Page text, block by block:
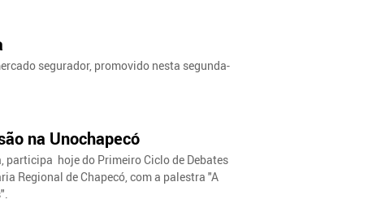
segurador, promovido nesta segunda-
na Unochapecó
participa hoje do Primeiro Ciclo de Debates
Regional de Chapecó, com a palestra "A